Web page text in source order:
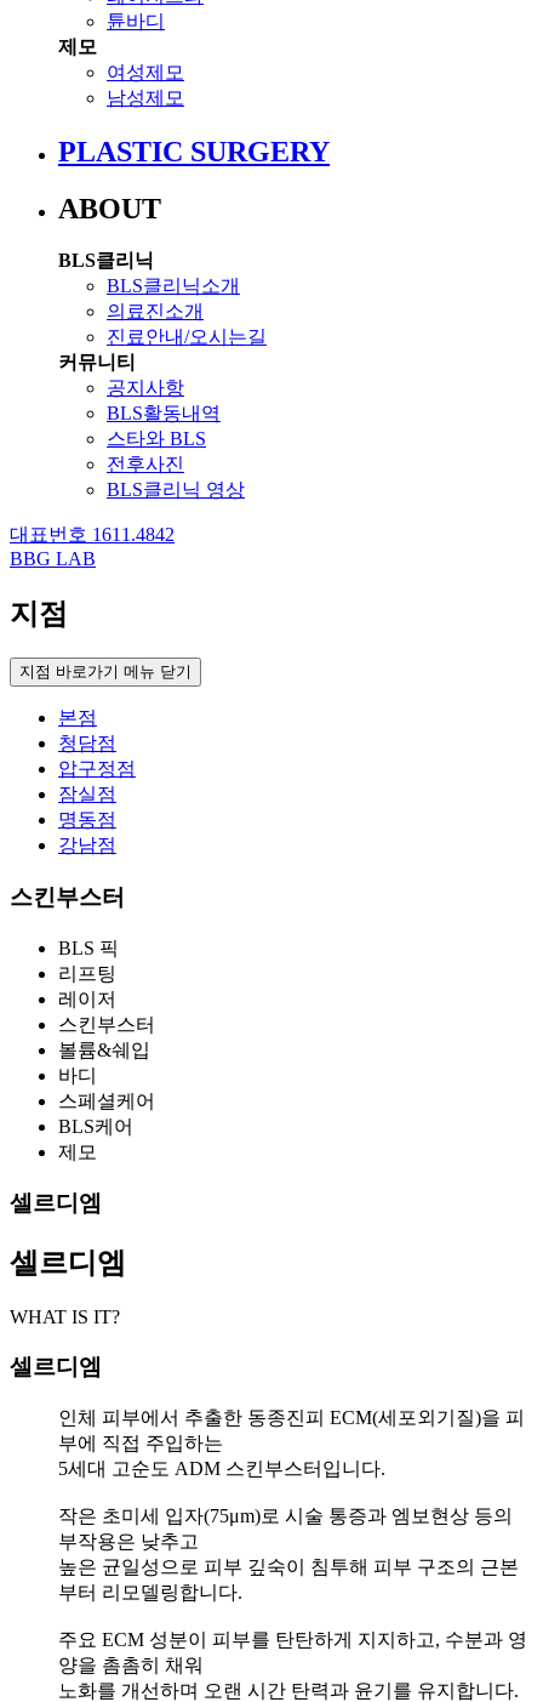
튠바디
제모
여성제모
남성제모
PLASTIC SURGERY
ABOUT
BLS클리닉
BLS클리닉소개
의료진소개
진료안내/오시는길
커뮤니티
공지사항
BLS활동내역
스타와 BLS
전후사진
BLS클리닉 영상
대표번호 1611.4842
BBG LAB
지점
지점 바로가기 메뉴 닫기
본점
청담점
압구정점
잠실점
명동점
강남점
스킨부스터
BLS 픽
리프팅
레이저
스킨부스터
볼륨&쉐입
바디
스페셜케어
BLS케어
제모
셀르디엠
셀르디엠
WHAT IS IT?
셀르디엠
인체 피부에서 추출한 동종진피 ECM(세포외기질)을 피
부에 직접 주입하는
5세대 고순도 ADM 스킨부스터입니다.
작은 초미세 입자(75μm)로 시술 통증과 엠보현상 등의
부작용은 낮추고
높은 균일성으로 피부 깊숙이 침투해 피부 구조의 근본
부터 리모델링합니다.
주요 ECM 성분이 피부를 탄탄하게 지지하고, 수분과 영
양을 촘촘히 채워
노화를 개선하며 오랜 시간 탄력과 윤기를 유지합니다.